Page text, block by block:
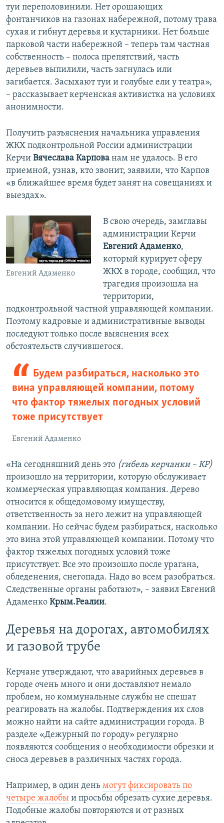
туи переполовинили. Нет орошающих
фонтанчиков на газонах набережной, потому трава
сухая и гибнут деревья и кустарники. Нет больше
парковой части набережной – теперь там частная
собственность – полоса препятствий, часть
деревьев выпилили, часть загнулась или
загибается. Засыхают туи и голубые ели у театра»,
– рассказывает керченская активистка на условиях
анонимности.
Получить разъяснения начальника управления
ЖКХ подконтрольной России администрации
Керчи Вячеслава Карпова нам не удалось. В его
приемной, узнав, кто звонит, заявили, что Карпов
«в ближайшее время будет занят на совещаниях и
выездах».​
Евгений Адаменко
В свою очередь, замглавы
администрации Керчи
Евгений Адаменко,
который курирует сферу
ЖКХ в городе, сообщил, что
трагедия произошла на
территории,
подконтрольной частной управляющей компании.
Поэтому кадровые и административные выводы
последуют только после выяснения всех
обстоятельств случившегося.
Будем разбираться, насколько это
вина управляющей компании, потому
что фактор тяжелых погодных условий
тоже присутствует
Евгений Адаменко
«На сегодняшний день это (гибель керчанки – КР)
произошло на территории, которую обслуживает
коммерческая управляющая компания. Дерево
относится к общедомовому имуществу,
ответственность за него лежит на управляющей
компании. Но сейчас будем разбираться, насколько
это вина этой управляющей компании. Потому что
фактор тяжелых погодных условий тоже
присутствует. Все это произошло после урагана,
обледенения, снегопада. Надо во всем разобраться.
Следственные органы работают», – заявил Евгений
Адаменко Крым.Реалии.
Деревья на дорогах, автомобилях
и газовой трубе
Керчане утверждают, что аварийных деревьев в
городе очень много и они доставляют немало
проблем, но коммунальные службы не спешат
реагировать на жалобы. Подтверждения их слов
можно найти на сайте администрации города. В
разделе «Дежурный по городу» регулярно
появляются сообщения о необходимости обрезки и
сноса деревьев в различных частях города.
Например, в один день могут фиксировать по
четыре жалобы и просьбы обрезать сухие деревья.
Подобные жалобы повторяются и от разных